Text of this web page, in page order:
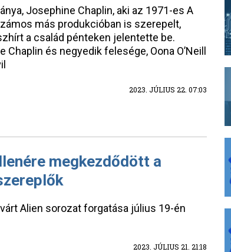
Josephine Chaplin, aki az 1971-es A
más produkcióban is szerepelt,
a család pénteken jelentette be.
és negyedik felesége, Oona O’Neill
2023. JÚLIUS 22. 07:03
megkezdődött a
Alien sorozat forgatása július 19-én
2023. JÚLIUS 21. 21:18